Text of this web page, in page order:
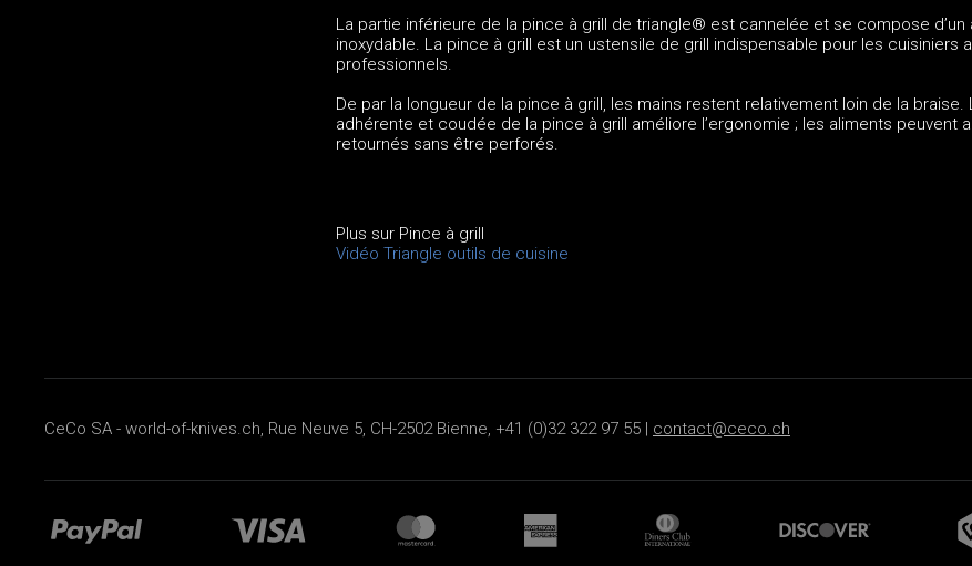
La partie inférieure de la pince à grill de triangle® est cannelée et se compose d’un
inoxydable. La pince à grill est un ustensile de grill indispensable pour les cuisiniers
professionnels.
De par la longueur de la pince à grill, les mains restent relativement loin de la braise.
adhérente et coudée de la pince à grill améliore l’ergonomie ; les aliments peuvent
retournés sans être perforés.
Plus sur Pince à grill
Vidéo Triangle outils de cuisine
CeCo SA - world-of-knives.ch, Rue Neuve 5, CH-2502 Bienne, +41 (0)32 322 97 55 | contact@ceco.ch